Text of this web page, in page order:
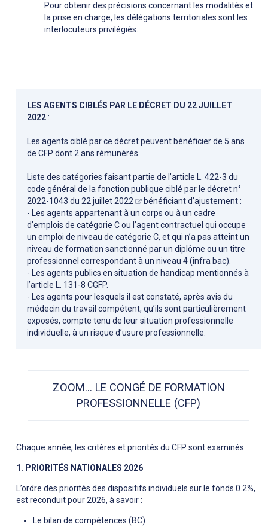
Pour obtenir des précisions concernant les modalités et
la prise en charge, les délégations territoriales sont les
interlocuteurs privilégiés.
LES AGENTS CIBLÉS PAR LE DÉCRET DU 22 JUILLET
2022:
Les agents ciblé par ce décret peuvent bénéficier de 5 ans
de CFP dont 2 ans rémunérés.
Liste des catégories faisant partie de l’article L. 422-3 du
code général de la fonction publique ciblé par le décret n°
2022-1043 du 22 juillet 2022
bénéficiant d’ajustement :
- Les agents appartenant à un corps ou à un cadre
d’emplois de catégorie C ou l’agent contractuel qui occupe
un emploi de niveau de catégorie C, et qui n’a pas atteint un
niveau de formation sanctionné par un diplôme ou un titre
professionnel correspondant à un niveau 4 (infra bac).
- Les agents publics en situation de handicap mentionnés à
l’article L. 131-8 CGFP.
- Les agents pour lesquels il est constaté, après avis du
médecin du travail compétent, qu’ils sont particulièrement
exposés, compte tenu de leur situation professionnelle
individuelle, à un risque d’usure professionnelle.
ZOOM... LE CONGÉ DE FORMATION
PROFESSIONNELLE (CFP)
Chaque année, les critères et priorités du CFP sont examinés.
1. PRIORITÉS NATIONALES 2026
L’ordre des priorités des dispositifs individuels sur le fonds 0.2%,
est reconduit pour 2026, à savoir :
Le bilan de compétences (BC)